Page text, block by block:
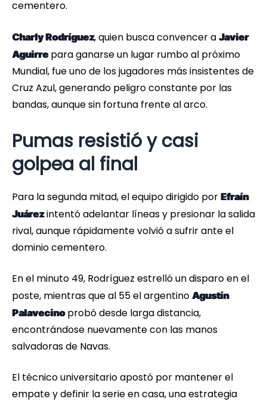
cementero.
Charly Rodríguez, quien busca convencer a Javier
Aguirrepara ganarse un lugar rumbo al próximo
Mundial, fue uno de los jugadores más insistentes de
Cruz Azul, generando peligro constante por las
bandas, aunque sin fortuna frente al arco.
Pumas resistió y casi
golpea al final
Para la segunda mitad, el equipo dirigido por Efraín
Juárezintentó adelantar líneas y presionar la salida
rival, aunque rápidamente volvió a sufrir ante el
dominio cementero.
En el minuto 49, Rodríguez estrelló un disparo en el
poste, mientras que al 55 el argentino Agustín
Palavecinoprobó desde larga distancia,
encontrándose nuevamente con las manos
salvadoras de Navas.
El técnico universitario apostó por mantener el
empate y definir la serie en casa, una estrategia